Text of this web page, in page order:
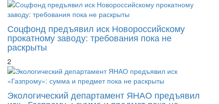
Соцфонд предъявил иск Новороссийскому
прокатному заводу: требования пока не
раскрыты
2
Экологический департамент ЯНАО предъявил